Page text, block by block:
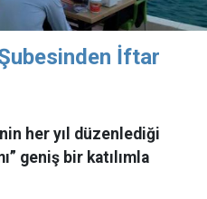
İftar
her yıl düzenlediği
geniş bir katılımla